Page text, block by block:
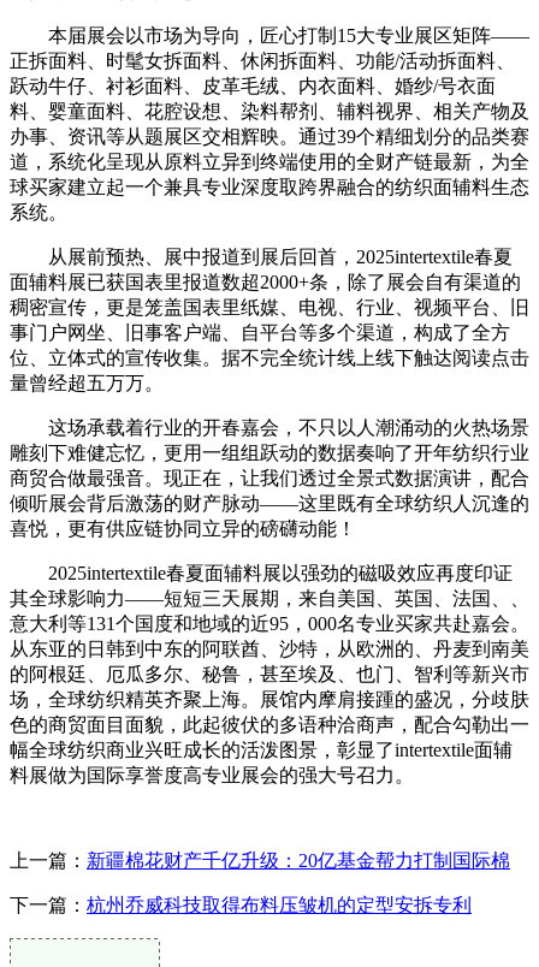
本届展会以市场为导向，匠心打制15大专业展区矩阵——
正拆面料、时髦女拆面料、休闲拆面料、功能/活动拆面料、
跃动牛仔、衬衫面料、皮革毛绒、内衣面料、婚纱/号衣面
料、婴童面料、花腔设想、染料帮剂、辅料视界、相关产物及
办事、资讯等从题展区交相辉映。通过39个精细划分的品类赛
道，系统化呈现从原料立异到终端使用的全财产链最新，为全
球买家建立起一个兼具专业深度取跨界融合的纺织面辅料生态
系统。
从展前预热、展中报道到展后回首，2025intertextile春夏
面辅料展已获国表里报道数超2000+条，除了展会自有渠道的
稠密宣传，更是笼盖国表里纸媒、电视、行业、视频平台、旧
事门户网坐、旧事客户端、自平台等多个渠道，构成了全方
位、立体式的宣传收集。据不完全统计线上线下触达阅读点击
量曾经超五万万。
这场承载着行业的开春嘉会，不只以人潮涌动的火热场景
雕刻下难健忘忆，更用一组组跃动的数据奏响了开年纺织行业
商贸合做最强音。现正在，让我们透过全景式数据演讲，配合
倾听展会背后激荡的财产脉动——这里既有全球纺织人沉逢的
喜悦，更有供应链协同立异的磅礴动能！
2025intertextile春夏面辅料展以强劲的磁吸效应再度印证
其全球影响力——短短三天展期，来自美国、英国、法国、、
意大利等131个国度和地域的近95，000名专业买家共赴嘉会。
从东亚的日韩到中东的阿联酋、沙特，从欧洲的、丹麦到南美
的阿根廷、厄瓜多尔、秘鲁，甚至埃及、也门、智利等新兴市
场，全球纺织精英齐聚上海。展馆内摩肩接踵的盛况，分歧肤
色的商贸面目面貌，此起彼伏的多语种洽商声，配合勾勒出一
幅全球纺织商业兴旺成长的活泼图景，彰显了intertextile面辅
料展做为国际享誉度高专业展会的强大号召力。
上一篇： 新疆棉花财产千亿升级：20亿基金帮力打制国际棉
下一篇： 杭州乔威科技取得布料压皱机的定型安拆专利